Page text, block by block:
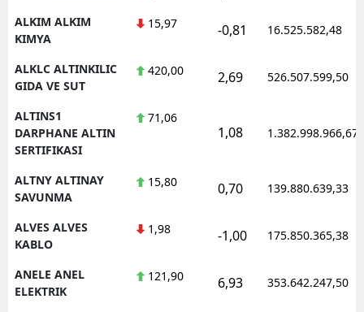
ALKIM ALKIM
KIMYA
15,97 -0,81 16.525.582,48
ALKLC ALTINKILIC
GIDA VE SUT
420,00 2,69 526.507.599,50
ALTINS1
DARPHANE ALTIN
SERTIFIKASI
71,06
1,08 1.382.998.966,67
ALTNY ALTINAY
SAVUNMA
15,80 0,70 139.880.639,33
ALVES ALVES
KABLO
1,98 -1,00 175.850.365,38
ANELE ANEL
ELEKTRIK
121,90 6,93 353.642.247,50